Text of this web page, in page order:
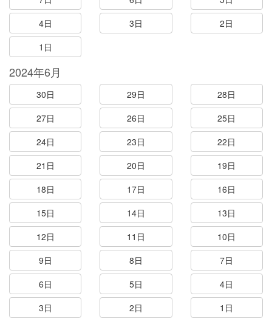
4日
3日
2日
1日
2024年6月
30日 29日
28日
27日
26日
25日
24日
23日
22日
21日
20日
19日
18日
17日
16日
15日
14日
13日
12日
11日
10日
9日
8日
7日
6日
5日
4日
3日
2日 1日